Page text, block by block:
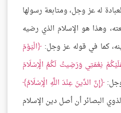
له عز وجل، ومتابعة رسولها
وهذا هو الإسلام الذي رضيه
كما في قوله عز وجل: الْيَوْمَ
نِعْمَتِي وَرَضِيتُ لَكُمُ الْإِسْلَامَ
إِنَّ الدِّينَ عِنْدَ اللَّهِ الْإِسْلَامُ
يتضح لذوي البصائر أن أصل دين الإسلام